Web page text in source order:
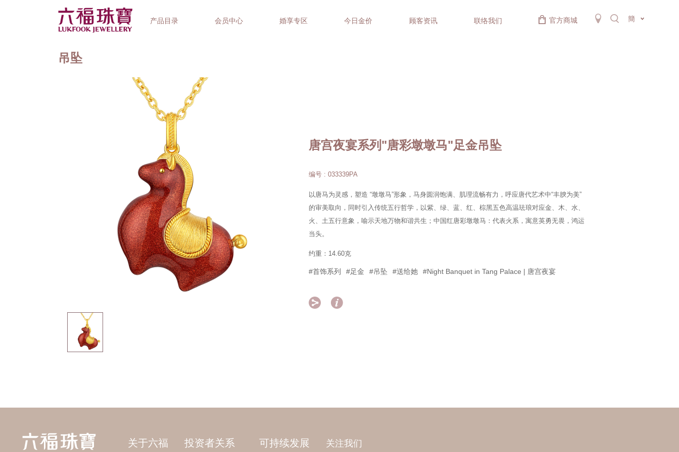
产品目录 会员中心 婚享专区 今日金价 顾客资讯 联络我们 官方商城 簡
精选礼品
吊坠
唐宫夜宴系列"唐彩墩墩马"足金吊坠
编号 : 033339PA
以唐马为灵感，塑造 “墩墩马”形象，马身圆润饱满、肌理流畅有力，呼应唐代艺术中“丰腴为美”
的审美取向，同时引入传统五行哲学，以紫、绿、蓝、红、棕黑五色高温珐琅对应金、木、水、
火、土五行意象，喻示天地万物和谐共生；中国红唐彩墩墩马：代表火系，寓意英勇无畏，鸿运
当头。
约重：14.60克
#首饰系列 #足金 #吊坠 #送给她 #Night Banquet in Tang Palace | 唐宫夜宴
 
关于六福 投资者关系 可持续发展 关注我们